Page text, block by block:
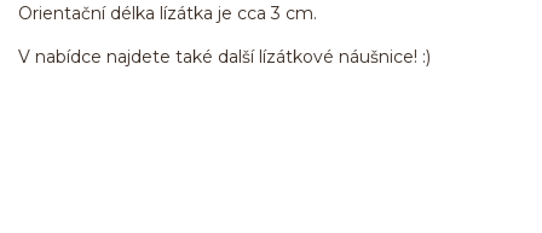
Orientační délka lízátka je cca 3 cm.
V nabídce najdete také další lízátkové náušnice! :)